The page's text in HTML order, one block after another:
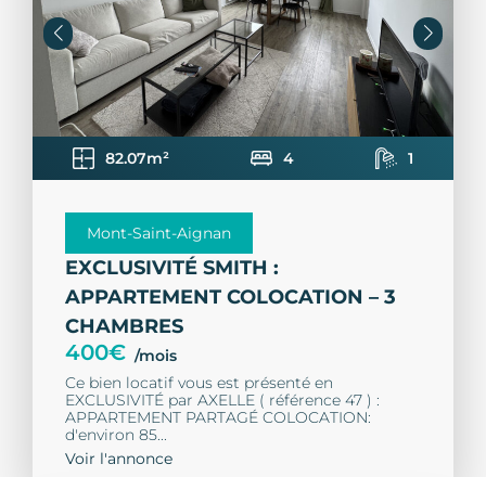
82.07m² 4 1
Mont-Saint-Aignan
EXCLUSIVITÉ SMITH :
APPARTEMENT COLOCATION – 3
CHAMBRES
400€ /mois
Ce bien locatif vous est présenté en
EXCLUSIVITÉ par AXELLE ( référence 47 ) :
APPARTEMENT PARTAGÉ COLOCATION:
d'environ 85...
Voir l'annonce